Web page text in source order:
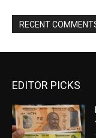
RECENT
EDITOR PICKS